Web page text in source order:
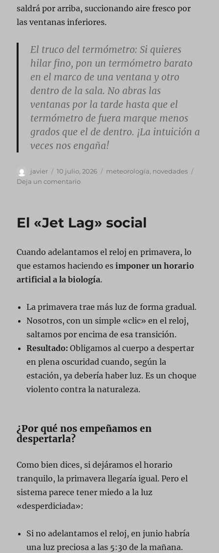
saldrá por arriba, succionando aire fresco por
las ventanas inferiores.
El truco del termómetro: Si quieres
hilar fino, pon un termómetro barato
en el marco de una ventana y otro
dentro de la sala. No abras las
ventanas por la tarde hasta que el
termómetro de fuera marque menos
grados que el de dentro. ¡La intuición a
veces nos engaña!
Autor
javier
Publicado
el
10 julio, 2026 Categorías
meteorología novedades
Deja un comentarioen
El «Jet Lag» social
Cuando adelantamos el reloj en primavera, lo
que estamos haciendo esimponer un horario
artificial a la biología.
La primavera trae más luz de forma gradual.
Nosotros, con un simple «clic» en el reloj,
saltamos por encima de esa transición.
Resultado: Obligamos al cuerpo a despertar
en plena oscuridad cuando, según la
estación, ya debería haber luz. Es un choque
violento contra la naturaleza.
¿Por qué nos empeñamos en
despertarla?
Como bien dices, si dejáramos el horario
tranquilo, la primavera llegaría igual. Pero el
sistema parece tener miedo a la luz
«desperdiciada»:
Si no adelantamos el reloj, en junio habría
una luz preciosa a las 5:30 de la mañana.